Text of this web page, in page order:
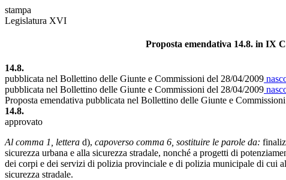
stampa
Legislatura XVI
Proposta emendativa 14.8. in IX
14.8.
pubblicata nel Bollettino delle Giunte e Commissioni del 28/04/2009
pubblicata nel Bollettino delle Giunte e Commissioni del 28/04/2009
Proposta emendativa pubblicata nel Bollettino delle Giunte e
14.8.
approvato
Al comma 1, lettera d), capoverso comma 6, sostituire le parole da:
sicurezza urbana e alla sicurezza stradale, nonché a progetti di
dei corpi e dei servizi di polizia provinciale e di polizia municipale di cui
sicurezza stradale.